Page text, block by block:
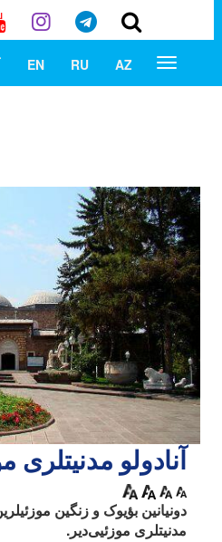
AZ
RU
EN
آنادولو مدنیتلری
دونیانین بؤیوک و زنگین
مدنیتلری موزئیی‌دیر.